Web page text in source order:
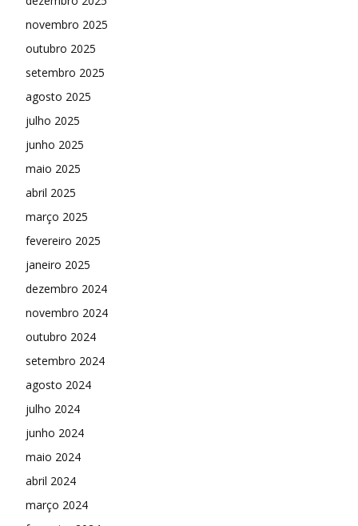
novembro 2025
outubro 2025
setembro 2025
agosto 2025
julho 2025
junho 2025
maio 2025
abril 2025
março 2025
fevereiro 2025
janeiro 2025
dezembro 2024
novembro 2024
outubro 2024
setembro 2024
agosto 2024
julho 2024
junho 2024
maio 2024
abril 2024
março 2024